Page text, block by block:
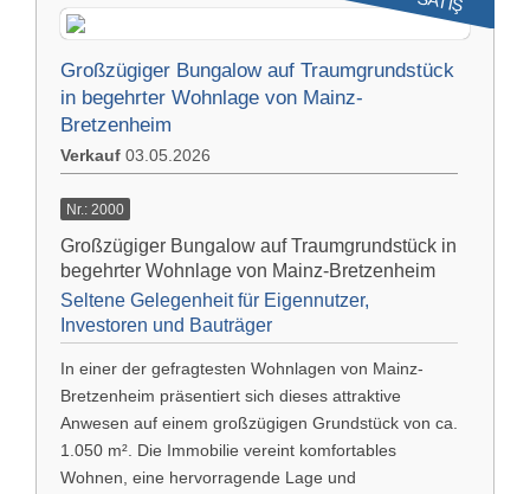
Großzügiger Bungalow auf Traumgrundstück
in begehrter Wohnlage von Mainz-
Bretzenheim
Verkauf 03.05.2026
Nr.: 2000
Großzügiger Bungalow auf Traumgrundstück in
begehrter Wohnlage von Mainz-Bretzenheim
Seltene Gelegenheit für Eigennutzer,
Investoren und Bauträger
In einer der gefragtesten Wohnlagen von Mainz-
Bretzenheim präsentiert sich dieses attraktive
Anwesen auf einem großzügigen Grundstück von ca.
1.050 m². Die Immobilie vereint komfortables
Wohnen, eine hervorragende Lage und